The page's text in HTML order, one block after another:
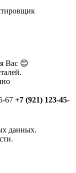
Вас 😊
67 +7 (921) 123-45-
данных.